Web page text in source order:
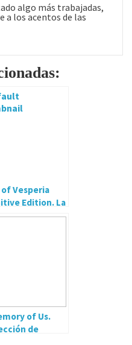
algo más trabajadas,
a los acentos de las
of Vesperia
Edition. La
que
of Us.
de